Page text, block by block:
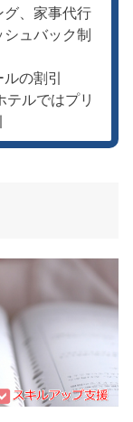
グ、家事代行
ュバック制
の割引
テルではプリ